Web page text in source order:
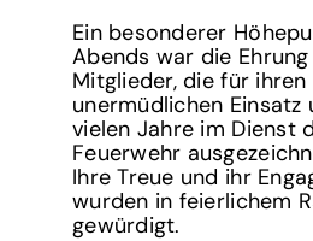
Ein besonderer
Abends war die
Mitglieder, die für ihren
unermüdlichen Einsatz
vielen Jahre im Dienst
Feuerwehr
Ihre Treue und ihr
wurden in feierlichem
gewürdigt.